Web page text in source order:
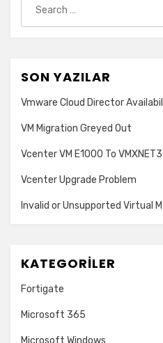
for:
SON YAZILAR
Vmware Cloud Director
VM Migration Greyed Out
Vcenter VM E1000 To
Vcenter Upgrade Problem
Invalid or Unsupported Virtual
KATEGORILER
Fortigate
Microsoft 365
Microsoft Windows